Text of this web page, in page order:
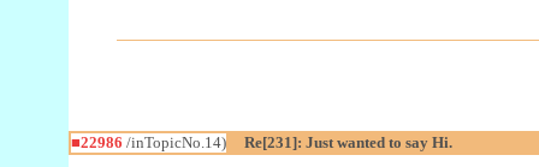
■22986 /inTopicNo.14) Re[231]: Just wanted to say Hi.